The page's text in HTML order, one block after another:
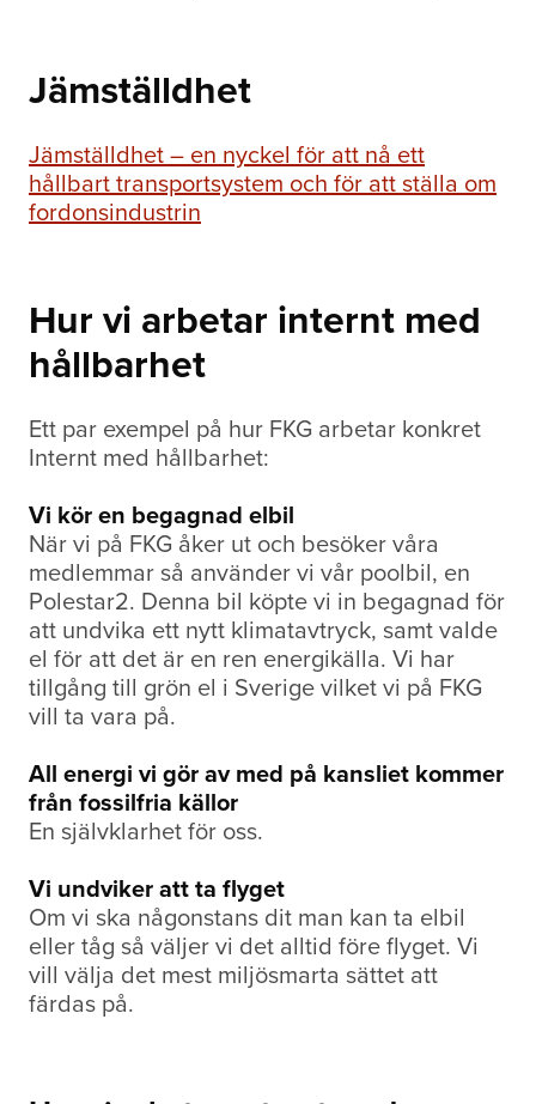
Jämställdhet
Jämställdhet – en nyckel för att nå ett
hållbart transportsystem och för att ställa om
fordonsindustrin
Hur vi arbetar internt med
hållbarhet
Ett par exempel på hur FKG arbetar konkret
Internt med hållbarhet:
Vi kör en begagnad elbil
När vi på FKG åker ut och besöker våra
medlemmar så använder vi vår poolbil, en
Polestar2. Denna bil köpte vi in begagnad för
att undvika ett nytt klimatavtryck, samt valde
el för att det är en ren energikälla. Vi har
tillgång till grön el i Sverige vilket vi på FKG
vill ta vara på.
All energi vi gör av med på kansliet kommer
från fossilfria källor
En självklarhet för oss.
Vi undviker att ta flyget
Om vi ska någonstans dit man kan ta elbil
eller tåg så väljer vi det alltid före flyget. Vi
vill välja det mest miljösmarta sättet att
färdas på.